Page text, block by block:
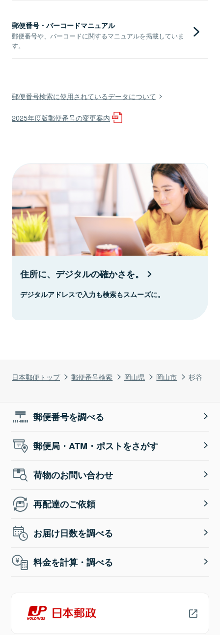
日本郵便トップ 郵便番号検索 岡山県 岡山市 杉谷
郵便番号・バーコードマニュアル
郵便番号や、バーコードに関するマニュアルを掲載していま
す。
郵便番号検索に使用されているデータについて
2025年度版郵便番号の変更案内
住所に、デジタルの確かさを。
デジタルアドレスで入力も検索もスムーズに。
郵便番号を調べる
郵便局・ATM・ポストをさがす
荷物のお問い合わせ
再配達のご依頼
お届け日数を調べる
料金を計算・調べる